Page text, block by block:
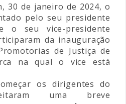
30 de janeiro de 2024, o
pelo seu presidente
o seu vice-presidente
da inauguração
de Justiça de
na qual o vice está
os dirigentes do
uma breve